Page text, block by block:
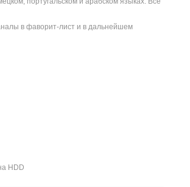
в фаворит-лист и в дальнейшем
HDD